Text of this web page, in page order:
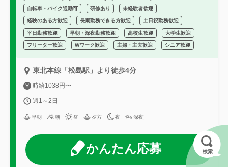
自転車・バイク通勤可 研修あり 未経験者歓迎
経験のある方歓迎 長期勤務できる方歓迎 土日祝勤務歓迎
平日勤務歓迎 早朝・深夜勤務歓迎 高校生歓迎 大学生歓迎
フリーター歓迎 Wワーク歓迎 主婦・主夫歓迎 シニア歓迎
東北本線「松島駅」より徒歩4分
時給1038円〜
週1～2日
早朝 朝 昼 夕方 夜 深夜
かんたん応募 検索